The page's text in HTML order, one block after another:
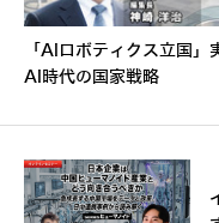
「AIロボティクス立国
AI時代の国家戦略